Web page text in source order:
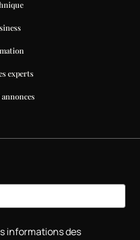
experts
informations des